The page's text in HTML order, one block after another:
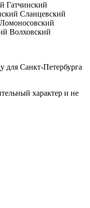
Гатчинский
Сланцевский
Ломоносовский
Волховский
для Санкт-Петербурга
характер и не